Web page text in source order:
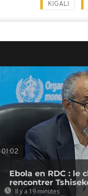
KIGALI
01:02
Ebola en RDC : le
rencontrer
Il y a 19 minutes